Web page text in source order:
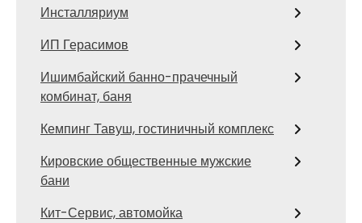
Инсталляриум
ИП Герасимов
Ишимбайский банно-прачечный
комбинат, баня
Кемпинг Тавуш, гостиничный комплекс
Кировские общественные мужские
бани
Кит-Сервис, автомойка